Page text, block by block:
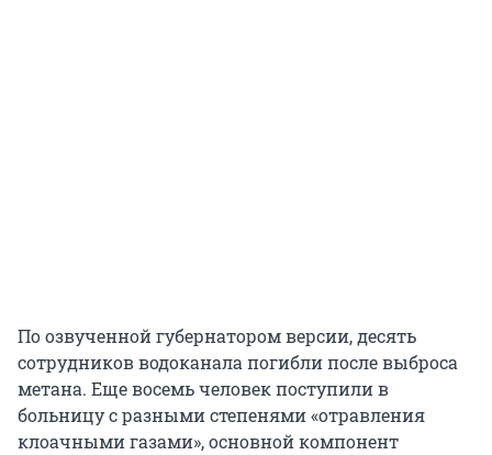
По озвученной губернатором версии, десять
сотрудников водоканала погибли после выброса
метана. Еще восемь человек поступили в
больницу с разными степенями «отравления
клоачными газами», основной компонент